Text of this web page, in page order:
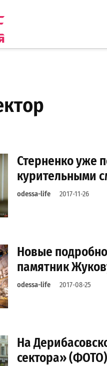
Стерненко уже
курительными
odessa-life 2017-11-26
Новые
памятник
odessa-life 2017-08-25
На
сектора» (ФОТО)